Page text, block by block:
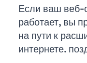
Если ваш
работает, вы
на пути к
интернете.